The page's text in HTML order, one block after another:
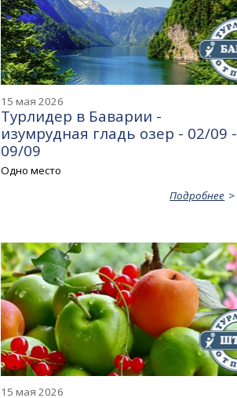
15 мая 2026
Турлидер в Баварии -
изумрудная гладь озер - 02/09 -
09/09
Одно место
Подробнее
15 мая 2026